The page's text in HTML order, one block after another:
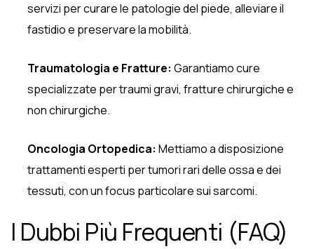
servizi per curare le patologie del piede, alleviare il
fastidio e preservare la mobilità.
Traumatologia e Fratture: Garantiamo cure
specializzate per traumi gravi, fratture chirurgiche e
non chirurgiche.
Oncologia Ortopedica: Mettiamo a disposizione
trattamenti esperti per tumori rari delle ossa e dei
tessuti, con un focus particolare sui sarcomi.
I Dubbi Più Frequenti (FAQ)